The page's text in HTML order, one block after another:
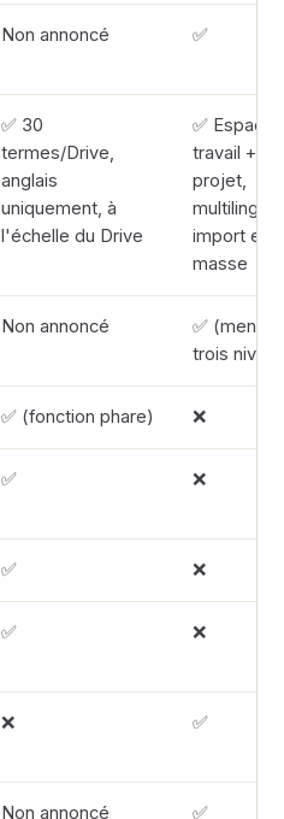
Non annoncé ✅
✅ 30
termes/Drive,
anglais
uniquement, à
l'échelle du Drive
✅ Espace
travail +
projet,
multilingue,
import en
masse
Non annoncé
✅ (menu à
trois
✅ (fonction phare) ❌
✅ ❌
✅ ❌
✅ ❌
❌ ✅
Non annoncé ✅